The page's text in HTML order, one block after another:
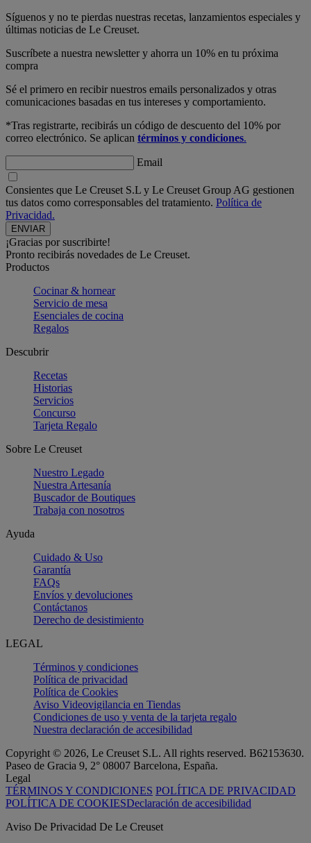
Síguenos y no te pierdas nuestras recetas, lanzamientos especiales y
últimas noticias de Le Creuset.
Suscríbete a nuestra newsletter y ahorra un 10% en tu próxima
compra
Sé el primero en recibir nuestros emails personalizados y otras
comunicaciones basadas en tus intereses y comportamiento.
*Tras registrarte, recibirás un código de descuento del 10% por
correo electrónico. Se aplican términos y condiciones.
Email
Consientes que Le Creuset S.L y Le Creuset Group AG gestionen
tus datos como corresponsables del tratamiento. Política de
Privacidad.
¡Gracias por suscribirte!
Pronto recibirás novedades de Le Creuset.
Productos
Cocinar & hornear
Servicio de mesa
Esenciales de cocina
Regalos
Descubrir
Recetas
Historias
Servicios
Concurso
Tarjeta Regalo
Sobre Le Creuset
Nuestro Legado
Nuestra Artesanía
Buscador de Boutiques
Trabaja con nosotros
Ayuda
Cuidado & Uso
Garantía
FAQs
Envíos y devoluciones
Contáctanos
Derecho de desistimiento
LEGAL
Términos y condiciones
Política de privacidad
Política de Cookies
Aviso Videovigilancia en Tiendas
Condiciones de uso y venta de la tarjeta regalo
Nuestra declaración de accesibilidad
Copyright © 2026, Le Creuset S.L. All rights reserved. B62153630.
Paseo de Gracia 9, 2° 08007 Barcelona, España.
Legal
TÉRMINOS Y CONDICIONES POLÍTICA DE PRIVACIDAD
POLÍTICA DE COOKIESDeclaración de accesibilidad
Aviso De Privacidad De Le Creuset